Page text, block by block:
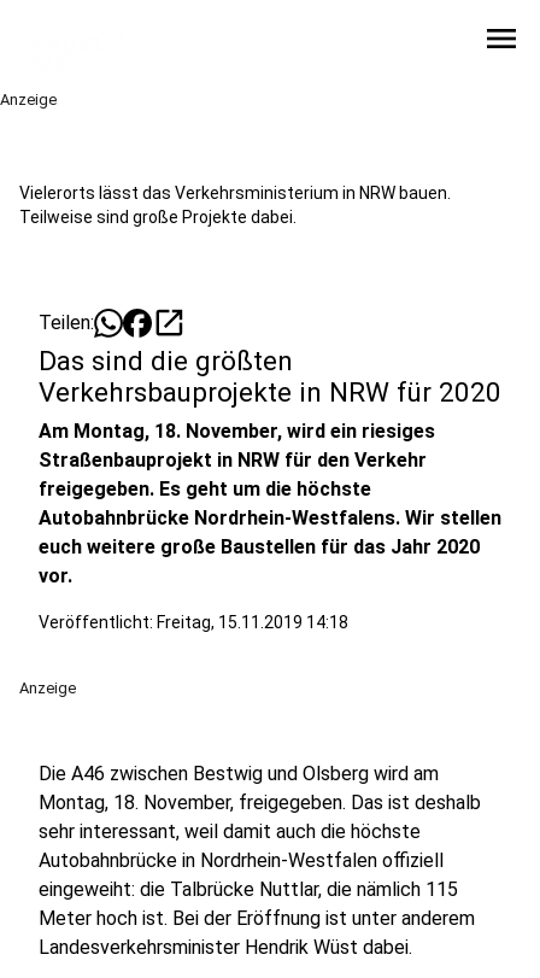
menu
Anzeige
Vielerorts lässt das Verkehrsministerium in NRW bauen.
Teilweise sind große Projekte dabei.
Teilen: open_in_new
Das sind die größten
Verkehrsbauprojekte in NRW für 2020
Am Montag, 18. November, wird ein riesiges
Straßenbauprojekt in NRW für den Verkehr
freigegeben. Es geht um die höchste
Autobahnbrücke Nordrhein-Westfalens. Wir stellen
euch weitere große Baustellen für das Jahr 2020
vor.
Veröffentlicht: Freitag, 15.11.2019 14:18
Anzeige
Die A46 zwischen Bestwig und Olsberg wird am
Montag, 18. November, freigegeben. Das ist deshalb
sehr interessant, weil damit auch die höchste
Autobahnbrücke in Nordrhein-Westfalen offiziell
eingeweiht: die Talbrücke Nuttlar, die nämlich 115
Meter hoch ist. Bei der Eröffnung ist unter anderem
Landesverkehrsminister Hendrik Wüst dabei.